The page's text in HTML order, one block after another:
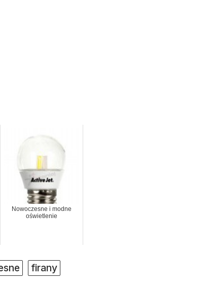
Nowoczesne i modne
oświetlenie
firany